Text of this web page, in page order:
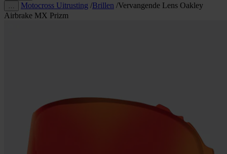
Motocross Uitrusting /Brillen /Vervangende Lens Oakley
Airbrake MX Prizm